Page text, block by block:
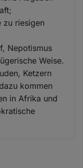
zu riesigen
Nepotismus
Weise.
Ketzern
kommen
in Afrika und